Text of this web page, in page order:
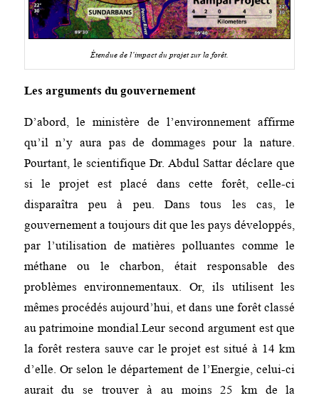
Étendue de l’impact du projet sur la forêt.
Les arguments du gouvernement
D’abord, le ministère de l’environnement affirme
qu’il n’y aura pas de dommages pour la nature.
Pourtant, le scientifique Dr. Abdul Sattar déclare que
si le projet est placé dans cette forêt, celle-ci
disparaîtra peu à peu. Dans tous les cas, le
gouvernement a toujours dit que les pays développés,
par l’utilisation de matières polluantes comme le
méthane ou le charbon, était responsable des
problèmes environnementaux. Or, ils utilisent les
mêmes procédés aujourd’hui, et dans une forêt classé
au patrimoine mondial.Leur second argument est que
la forêt restera sauve car le projet est situé à 14 km
d’elle. Or selon le département de l’Energie, celui-ci
aurait du se trouver à au moins 25 km de la